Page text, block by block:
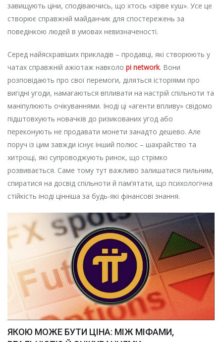
завищують ціни, сподіваючись, що хтось «зірве куш». Усе це
створює справжній майданчик для спостережень за
поведінкою людей в умовах невизначеності.
Серед найяскравіших прикладів – продавці, які створюють у
чатах справжній ажіотаж навколо pi network. Вони
розповідають про свої перемоги, діляться історіями про
вигідні угоди, намагаються впливати на настрій спільноти та
маніпулюють очікуваннями. Іноді ці «агенти впливу» свідомо
підштовхують новачків до ризикованих угод або
переконують не продавати монети занадто дешево. Але
поруч із цим завжди існує інший полюс – шахрайство та
хитрощі, які супроводжують ринок, що стрімко
розвивається. Саме тому тут важливо залишатися пильним,
спиратися на досвід спільноти й пам’ятати, що психологічна
стійкість іноді цінніша за будь-які фінансові знання.
ЯКОЮ МОЖЕ БУТИ ЦІНА: МІЖ МІФАМИ,